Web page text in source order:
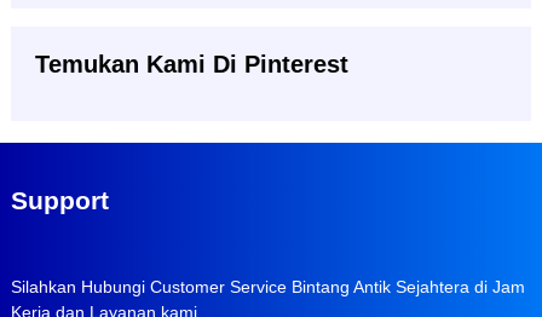
Temukan Kami Di Pinterest
Support
Silahkan Hubungi Customer Service Bintang Antik Sejahtera di Jam
Kerja dan Layanan kami